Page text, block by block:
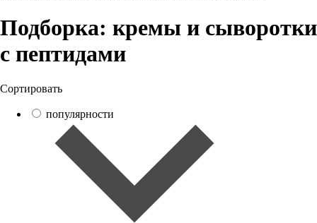
Подборка: кремы и сыворотки
с пептидами
Сортировать
популярности